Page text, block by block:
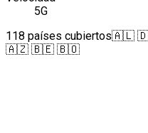
5G
118 países cubiertos🇦🇱
🇦🇿 🇧🇪 🇧🇴